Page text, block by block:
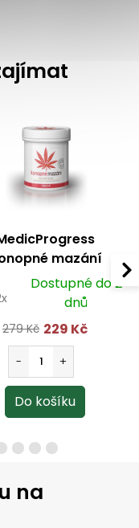
mazání
hřejivé 250 ml
Dostupné do 2
dnů
279 Kč 229 Kč
na